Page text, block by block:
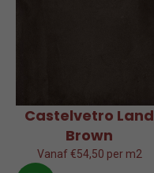
Castelvetro Land
Brown
Vanaf €54,50 per m2